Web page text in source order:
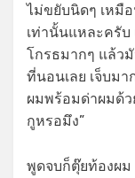
ไม่ขยับนิดๆ เหมื
เท่านั้นแหละครั
โกรธมากๆ แล้ว
ที่นอนเลย เจ็บม
ผมพร้อมด่าผมด้ว
กูหรอมึง”
พูดจบก็ตุ๊ยท้องผม